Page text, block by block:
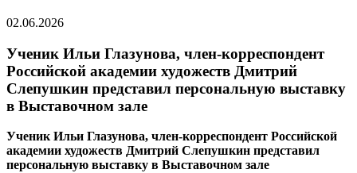
02.06.2026
Ученик Ильи Глазунова, член-корреспондент
Российской академии художеств Дмитрий
Слепушкин представил персональную выставку
в Выставочном зале
Ученик Ильи Глазунова, член-корреспондент Российской
академии художеств Дмитрий Слепушкин представил
персональную выставку в Выставочном зале